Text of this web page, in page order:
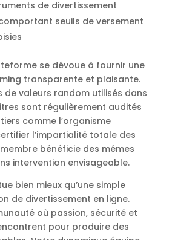
de divertissement
seuils de versement
se dévoue à fournir une
transparente et plaisante.
de valeurs random utilisés dans
sont régulièrement audités
comme l’organisme
l’impartialité totale des
bénéficie des mêmes
intervention envisageable.
bien mieux qu’une simple
de divertissement en ligne.
où passion, sécurité et
pour produire des